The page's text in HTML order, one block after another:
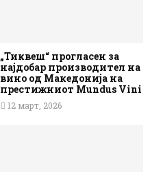
„Тиквеш“ прогласен за
најдобар производител на
вино од Македонија на
престижниот Mundus Vini
12 март, 2026